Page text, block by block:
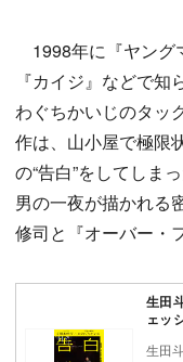
1998年に『ヤング
『カイジ』などで
わぐちかいじのタッ
作は、山小屋で極限
の“告白”をしてしま
男の一夜が描かれる
修司と『オーバー・
生田
ェッ
生田